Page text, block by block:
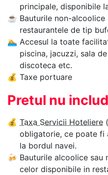
principale, disponibile
☕ Bauturile non-
restaurantele de tip
🏊‍ Accesul la toate
piscina, jacuzzi, sala
discoteca etc.
💰 Taxe portuare
Pretul nu
💰 Taxa Servicii Hoteliere
obligatorie, ce poate fi
la bordul navei.
🍻 Bauturile alcoolice sau
celor disponibile in